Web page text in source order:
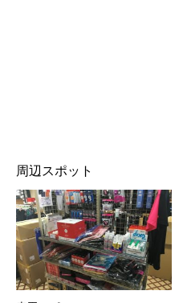
周辺スポット